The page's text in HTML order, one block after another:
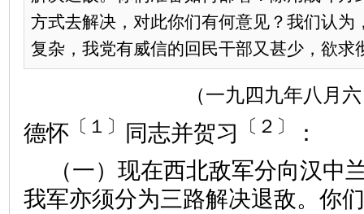
方式去解决，对此你们有何意见？我们认为
复杂，我党有威信的回民干部又甚少，欲求
（一九四九年八月
德怀 〔１〕 同志并贺习 〔２〕
：
（一）现在西北敌军分向汉中
我军亦须分为三路解决退敌。你